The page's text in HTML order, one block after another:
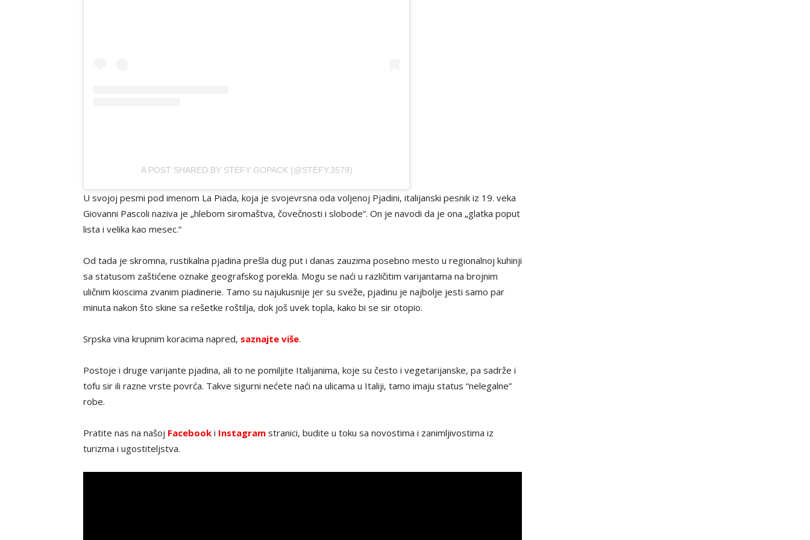
A POST SHARED BY STEFY GOPACK (@STEFY.3579)
U svojoj pesmi pod imenom La Piada, koja je svojevrsna oda voljenoj Pjadini, italijanski pesnik iz 19. veka
Giovanni Pascoli naziva je „hlebom siromaštva, čovečnosti i slobode“. On je navodi da je ona „glatka poput
lista i velika kao mesec.“
Od tada je skromna, rustikalna pjadina prešla dug put i danas zauzima posebno mesto u regionalnoj kuhinji
sa statusom zaštićene oznake geografskog porekla. Mogu se naći u različitim varijantama na brojnim
uličnim kioscima zvanim piadinerie. Tamo su najukusnije jer su sveže, pjadinu je najbolje jesti samo par
minuta nakon što skine sa rešetke roštilja, dok još uvek topla, kako bi se sir otopio.
Srpska vina krupnim koracima napred, saznajte više.
Postoje i druge varijante pjadina, ali to ne pomiljite Italijanima, koje su često i vegetarijanske, pa sadrže i
tofu sir ili razne vrste povrća. Takve sigurni nećete naći na ulicama u Italiji, tamo imaju status “nelegalne”
robe.
Pratite nas na našoj Facebook i Instagram stranici, budite u toku sa novostima i zanimljivostima iz
turizma i ugostiteljstva.